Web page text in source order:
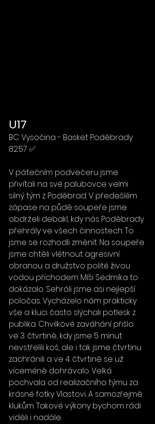
U17
BC Vysočina - Basket Poděbrady
82:57 ✅
V pátečním podvečeru jsme
přivítali na své palubovce velmi
silný tým z Poděbrad. V předešlém
zápase na půdě soupeře jsme
obdrželi debakl, kdy nás Poděbrady
přehrály ve všech činnostech. To
jsme se rozhodli změnit. Na soupeře
jsme chtěli vlétnout agresivní
obranou a družstvo polité živou
vodou příchodem Míši Sedmíka to
dokázalo. Sehráli jsme asi nejlepší
poločas. Vycházelo nám prakticky
vše a kluci často slýchali potlesk z
publika. Chvilkové zaváhání přišlo
ve 3. čtvrtině, kdy jsme 5 minut
nevstřelili koš, ale i tak jsme čtvrtinu
zachránili a ve 4. čtvrtině se už
víceméně dohrávalo. Velká
pochvala od realizačního týmu za
krásné fotky Vlastovi. A samozřejmě
klukům. Takové výkony bychom rádi
viděli i nadále.